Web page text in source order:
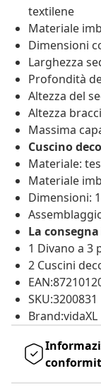
textilene
Materiale
Dimensioni
Larghezza
Profondità
Altezza del
Altezza
Massima
Cuscino
Materiale:
Materiale
Dimensioni:
La
1 Divano a 3
2 Cuscini
SKU:3200831
Brand:vidaXL